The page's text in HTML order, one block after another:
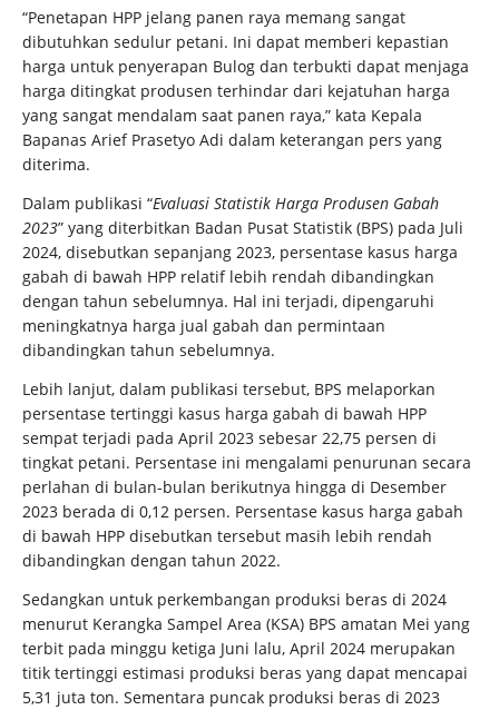
“Penetapan HPP jelang panen raya memang sangat
dibutuhkan sedulur petani. Ini dapat memberi kepastian
harga untuk penyerapan Bulog dan terbukti dapat menjaga
harga ditingkat produsen terhindar dari kejatuhan harga
yang sangat mendalam saat panen raya,” kata Kepala
Bapanas Arief Prasetyo Adi dalam keterangan pers yang
diterima.
Dalam publikasi “Evaluasi Statistik Harga Produsen Gabah
2023” yang diterbitkan Badan Pusat Statistik (BPS) pada Juli
2024, disebutkan sepanjang 2023, persentase kasus harga
gabah di bawah HPP relatif lebih rendah dibandingkan
dengan tahun sebelumnya. Hal ini terjadi, dipengaruhi
meningkatnya harga jual gabah dan permintaan
dibandingkan tahun sebelumnya.
Lebih lanjut, dalam publikasi tersebut, BPS melaporkan
persentase tertinggi kasus harga gabah di bawah HPP
sempat terjadi pada April 2023 sebesar 22,75 persen di
tingkat petani. Persentase ini mengalami penurunan secara
perlahan di bulan-bulan berikutnya hingga di Desember
2023 berada di 0,12 persen. Persentase kasus harga gabah
di bawah HPP disebutkan tersebut masih lebih rendah
dibandingkan dengan tahun 2022.
Sedangkan untuk perkembangan produksi beras di 2024
menurut Kerangka Sampel Area (KSA) BPS amatan Mei yang
terbit pada minggu ketiga Juni lalu, April 2024 merupakan
titik tertinggi estimasi produksi beras yang dapat mencapai
5,31 juta ton. Sementara puncak produksi beras di 2023